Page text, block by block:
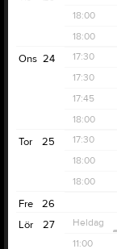
19:30
19:00
18:00
19:30
18:00
19:15
24
Ons 17:30
18:30
17:30
19:00
17:45
19:15
18:00
19:30
25
Tor 17:30
19:00
18:00
18:00
19:15
26
Fre
27
Lör Heldag
11:00